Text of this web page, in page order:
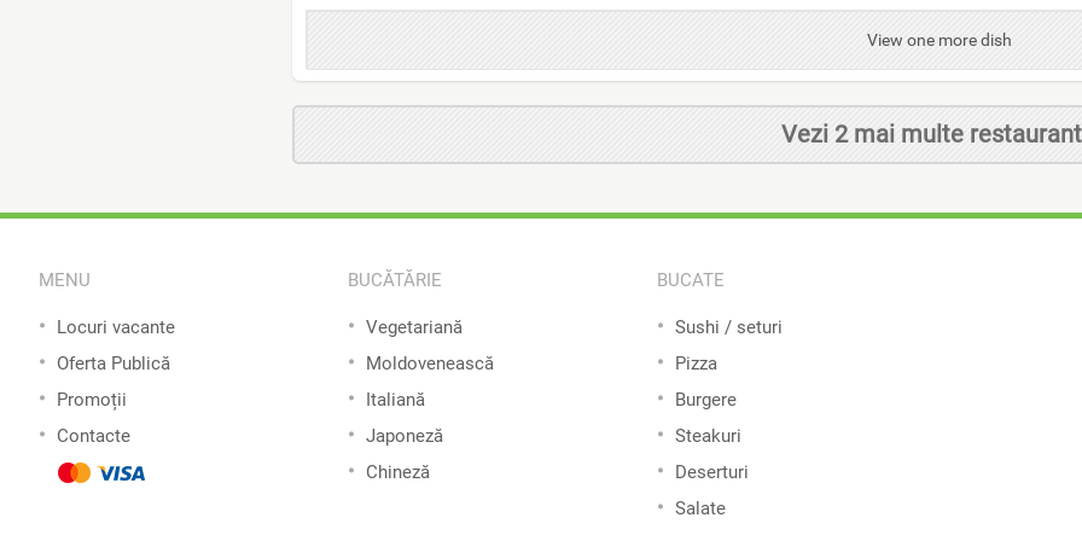
View one more dish
Vezi 2 mai multe
MENU
Locuri vacante
Oferta Publică
Promoții
Contacte
BUCĂTĂRIE
Vegetariană
Moldovenească
Italiană
Japoneză
Chineză
BUCATE
Sushi / seturi
Pizza
Burgere
Steakuri
Deserturi
Salate